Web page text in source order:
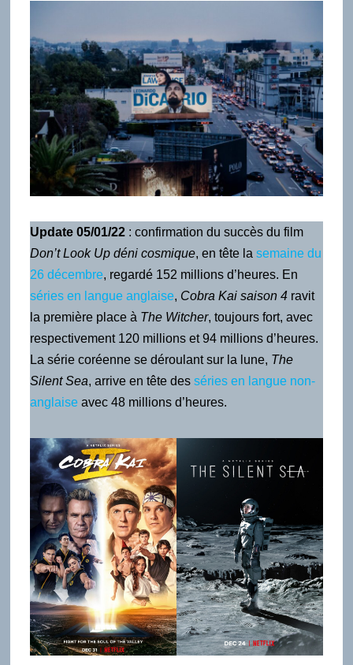
Update 05/01/22 : confirmation du succès du film
Don’t Look Up déni cosmique, en tête la semaine du
26 décembre, regardé 152 millions d’heures. En
séries en langue anglaise, Cobra Kai saison 4ravit
la première place à The Witcher, toujours fort, avec
respectivement 120 millions et 94 millions d’heures.
La série coréenne se déroulant sur la lune, The
Silent Sea, arrive en tête des séries en langue non-
anglaiseavec 48 millions d’heures.